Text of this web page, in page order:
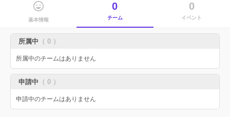
基本情報
0
チーム
0
イベント
所属中 （ 0 ）
所属中のチームはありません
申請中 （ 0 ）
申請中のチームはありません